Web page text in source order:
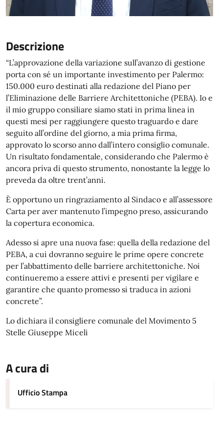
Descrizione
“L’approvazione della variazione sull’avanzo di gestione
porta con sé un importante investimento per Palermo:
150.000 euro destinati alla redazione del Piano per
l’Eliminazione delle Barriere Architettoniche (PEBA). Io e
il mio gruppo consiliare siamo stati in prima linea in
questi mesi per raggiungere questo traguardo e dare
seguito all’ordine del giorno, a mia prima firma,
approvato lo scorso anno dall’intero consiglio comunale.
Un risultato fondamentale, considerando che Palermo è
ancora priva di questo strumento, nonostante la legge lo
preveda da oltre trent’anni.
È opportuno un ringraziamento al Sindaco e all’assessore
Carta per aver mantenuto l’impegno preso, assicurando
la copertura economica.
Adesso si apre una nuova fase: quella della redazione del
PEBA, a cui dovranno seguire le prime opere concrete
per l’abbattimento delle barriere architettoniche. Noi
continueremo a essere attivi e presenti per vigilare e
garantire che quanto promesso si traduca in azioni
concrete”.
Lo dichiara il consigliere comunale del Movimento 5
Stelle Giuseppe Miceli
A cura di
Ufficio Stampa